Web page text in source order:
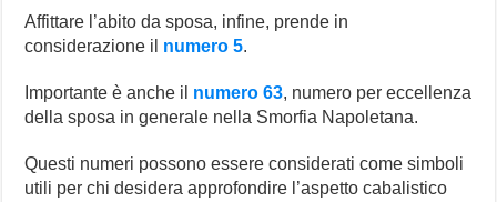
Affittare l’abito da sposa, infine, prende in
considerazione il numero 5.
Importante è anche il numero 63, numero per eccellenza
della sposa in generale nella Smorfia Napoletana.
Questi numeri possono essere considerati come simboli
utili per chi desidera approfondire l’aspetto cabalistico